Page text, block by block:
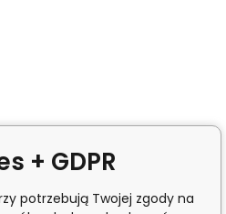
+ GDPR
potrzebują Twojej zgody na